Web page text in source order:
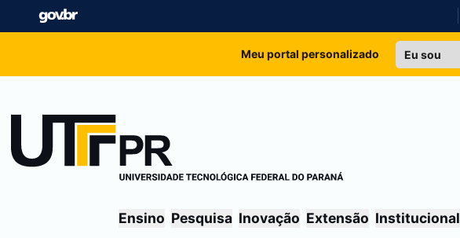
Meu portal personalizado
Ensino Pesquisa Inovação Extensão Institucional